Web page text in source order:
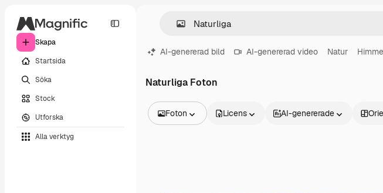
Skapa
Startsida
Söka
Stock
Utforska
Alla verktyg
AI-genererad bild AI-genererad video Natur
Naturliga Foton
Foton Licens AI-genererade